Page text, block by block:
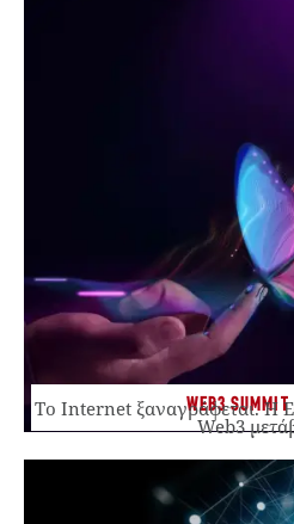
WEB3 SUMMIT
Το Internet ξαναγράφεται. Η
Web3